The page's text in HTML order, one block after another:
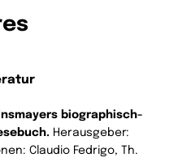
biographisch-
Herausgeber:
Claudio Fedrigo, Th.